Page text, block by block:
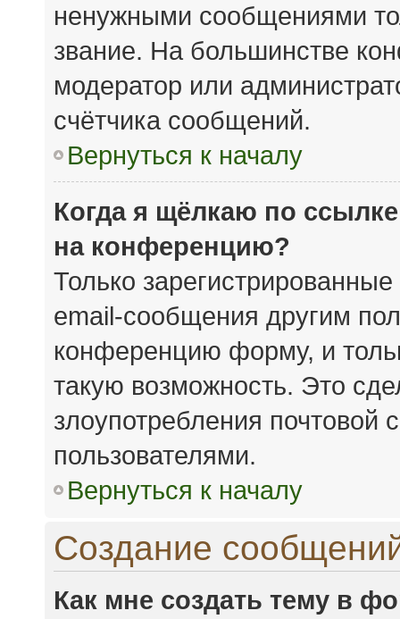
ненужными сообщениями
звание. На большинстве
модератор или
счётчика сообщений.
Вернуться к началу
Когда я щёлкаю по
на конференцию?
Только
email-сообщения другим
конференцию форму, и
такую возможность. Это
злоупотребления
пользователями.
Вернуться к началу
Создание
Как мне создать тему в